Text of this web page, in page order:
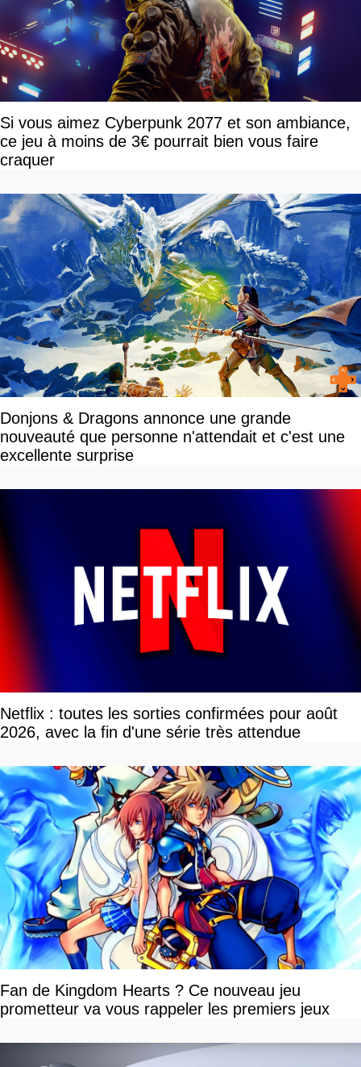
Si vous aimez Cyberpunk 2077 et son ambiance,
ce jeu à moins de 3€ pourrait bien vous faire
craquer
Donjons & Dragons annonce une grande
nouveauté que personne n'attendait et c'est une
excellente surprise
Netflix : toutes les sorties confirmées pour août
2026, avec la fin d'une série très attendue
Fan de Kingdom Hearts ? Ce nouveau jeu
prometteur va vous rappeler les premiers jeux